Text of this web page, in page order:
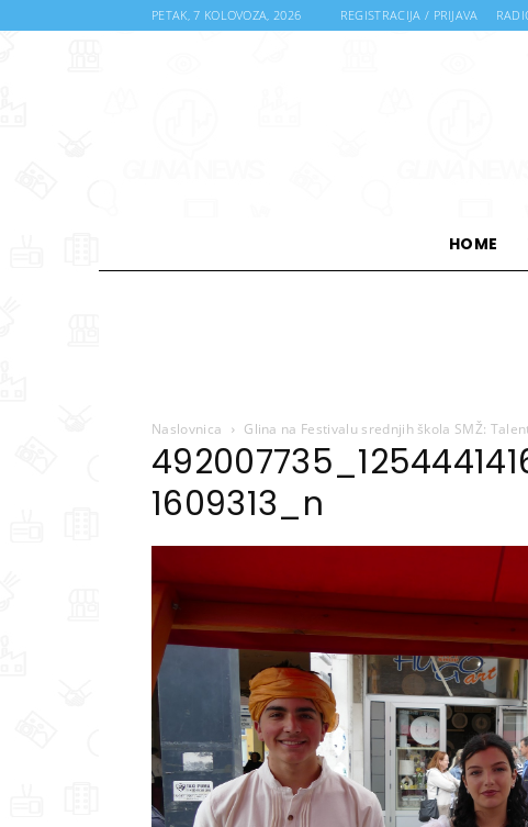
PETAK, 7 KOLOVOZA, 2026 REGISTRACIJA / PRIJAVA
HOME
Naslovnica Glina na Festivalu srednjih škola SMŽ:
1609313_n